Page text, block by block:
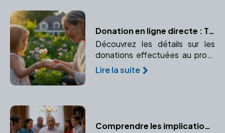
Donation en ligne directe : Tout ce que vous devez savoir
Découvrez les détails sur les
donations effectuées au profit
des descendants, avec leurs
implications fiscales. Apprenez
Lire la suite
Comprendre les implications de l'adoption sur la succession